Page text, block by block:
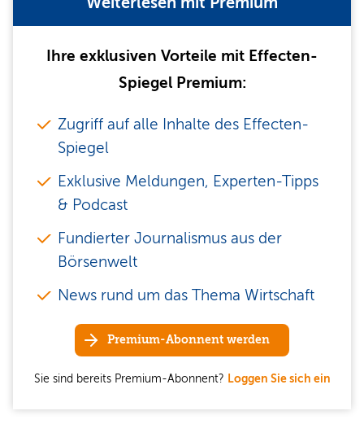
Ihre exklusiven Vorteile mit Effecten-
Spiegel Premium:
Zugriff auf alle Inhalte des Effecten-
Spiegel
Exklusive Meldungen, Experten-Tipps
& Podcast
Fundierter Journalismus aus der
Börsenwelt
News rund um das Thema Wirtschaft
Premium-Abonnent werden
Sie sind bereits Premium-Abonnent? Loggen Sie sich ein